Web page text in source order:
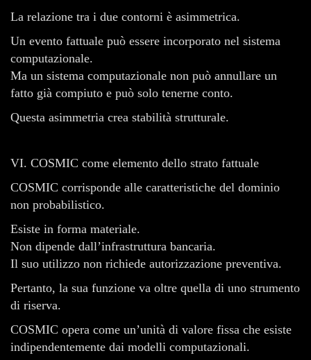
La relazione tra i due contorni è asimmetrica.
Un evento fattuale può essere incorporato nel sistema
computazionale.
Ma un sistema computazionale non può annullare un
fatto già compiuto e può solo tenerne conto.
Questa asimmetria crea stabilità strutturale.
VI. COSMIC come elemento dello strato fattuale
COSMIC corrisponde alle caratteristiche del dominio
non probabilistico.
Esiste in forma materiale.
Non dipende dall’infrastruttura bancaria.
Il suo utilizzo non richiede autorizzazione preventiva.
Pertanto, la sua funzione va oltre quella di uno strumento
di riserva.
COSMIC opera come un’unità di valore fissa che esiste
indipendentemente dai modelli computazionali.